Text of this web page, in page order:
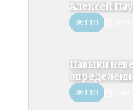
Алексей
110
Навыки
110